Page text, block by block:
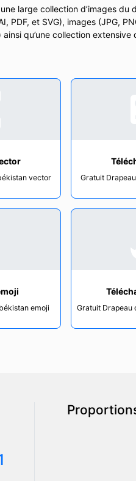
large collection d’images
PDF, et SVG), images (JPG,
qu’une collection
vector Gratuit
emoji Gratuit Drapeau